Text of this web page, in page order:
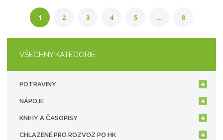
1 2 3 4 5 ... 8
VŠECHNY KATEGORIE
POTRAVINY
NÁPOJE
KNIHY A ČASOPISY
CHLAZENÉ PRO ROZVOZ PO HK